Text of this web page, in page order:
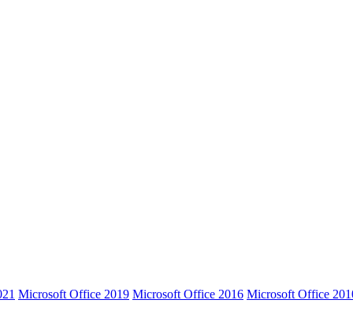
Microsoft Office 2019 Microsoft Office 2016 Microsoft Office